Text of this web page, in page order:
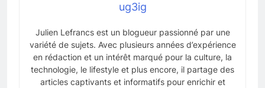
ug3ig
Julien Lefrancs est un blogueur passionné par une
variété de sujets. Avec plusieurs années d’expérience
en rédaction et un intérêt marqué pour la culture, la
technologie, le lifestyle et plus encore, il partage des
articles captivants et informatifs pour enrichir et